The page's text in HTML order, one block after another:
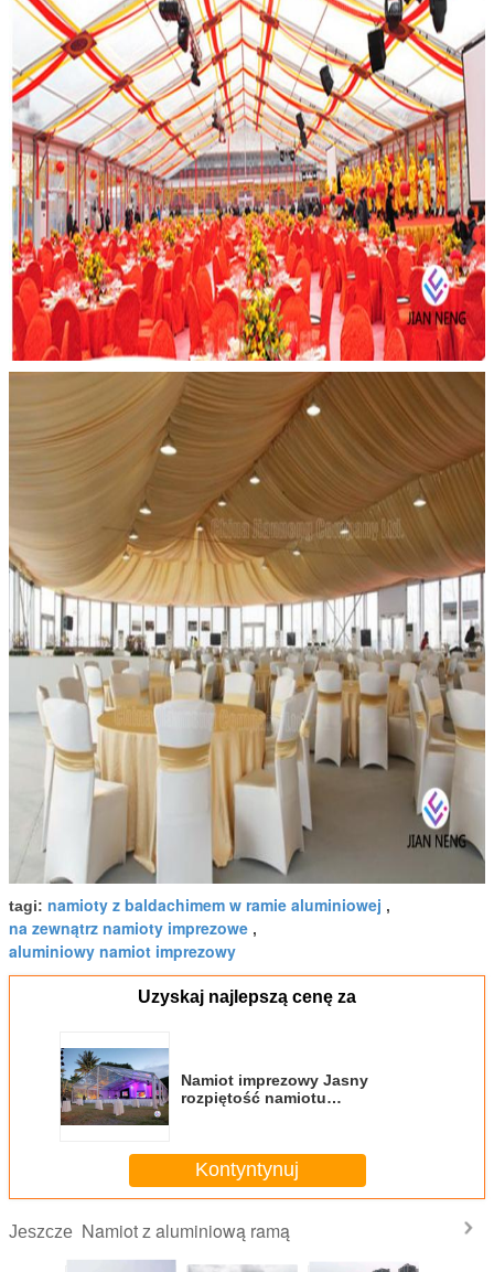
tagi: namioty z baldachimem w ramie aluminiowej ,
na zewnątrz namioty imprezowe ,
aluminiowy namiot imprezowy
Uzyskaj najlepszą cenę za
Namiot imprezowy Jasny
rozpiętość namiotu
Kontyntynuj
Jeszcze Namiot z aluminiową ramą